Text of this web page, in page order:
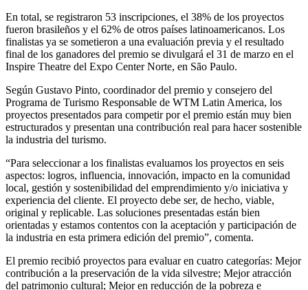
En total, se registraron 53 inscripciones, el 38% de los proyectos
fueron brasileños y el 62% de otros países latinoamericanos. Los
finalistas ya se sometieron a una evaluación previa y el resultado
final de los ganadores del premio se divulgará el 31 de marzo en el
Inspire Theatre del Expo Center Norte, en São Paulo.
Según Gustavo Pinto, coordinador del premio y consejero del
Programa de Turismo Responsable de WTM Latin America, los
proyectos presentados para competir por el premio están muy bien
estructurados y presentan una contribución real para hacer sostenible
la industria del turismo.
“Para seleccionar a los finalistas evaluamos los proyectos en seis
aspectos: logros, influencia, innovación, impacto en la comunidad
local, gestión y sostenibilidad del emprendimiento y/o iniciativa y
experiencia del cliente. El proyecto debe ser, de hecho, viable,
original y replicable. Las soluciones presentadas están bien
orientadas y estamos contentos con la aceptación y participación de
la industria en esta primera edición del premio”, comenta.
El premio recibió proyectos para evaluar en cuatro categorías: Mejor
contribución a la preservación de la vida silvestre; Mejor atracción
del patrimonio cultural; Mejor en reducción de la pobreza e